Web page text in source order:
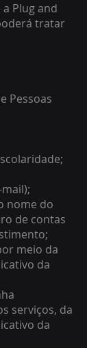
Plug and
tratar
Pessoas
nome do
de contas
meio da
da
serviços, da
da